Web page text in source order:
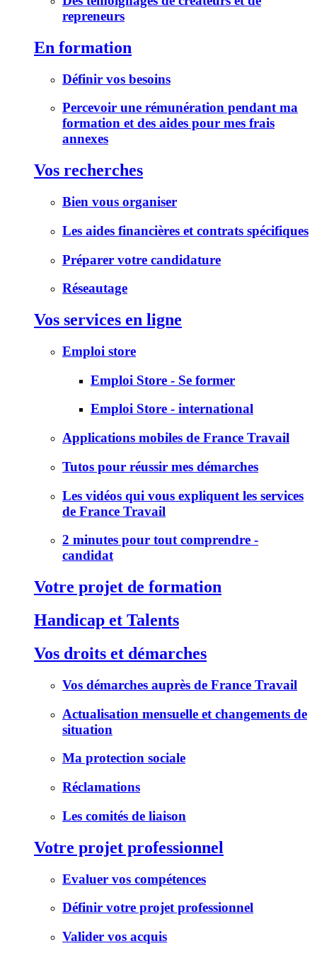
repreneurs
En formation
Définir vos besoins
Percevoir une rémunération pendant ma
formation et des aides pour mes frais
annexes
Vos recherches
Bien vous organiser
Les aides financières et contrats spécifiques
Préparer votre candidature
Réseautage
Vos services en ligne
Emploi store
Emploi Store - Se former
Emploi Store - international
Applications mobiles de France Travail
Tutos pour réussir mes démarches
Les vidéos qui vous expliquent les services
de France Travail
2 minutes pour tout comprendre -
candidat
Votre projet de formation
Handicap et Talents
Vos droits et démarches
Vos démarches auprès de France Travail
Actualisation mensuelle et changements de
situation
Ma protection sociale
Réclamations
Les comités de liaison
Votre projet professionnel
Evaluer vos compétences
Définir votre projet professionnel
Valider vos acquis